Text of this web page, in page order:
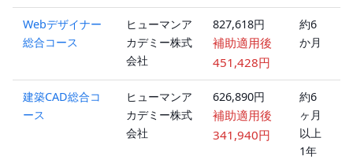
Webデザイナー
総合コース
ヒューマンア
カデミー株式
会社
827,618円
補助適用後
451,428円
約6
か月
建築CAD総合コ
ース
ヒューマンア
カデミー株式
会社
626,890円
補助適用後
341,940円
約6
ヶ月
以上
1年